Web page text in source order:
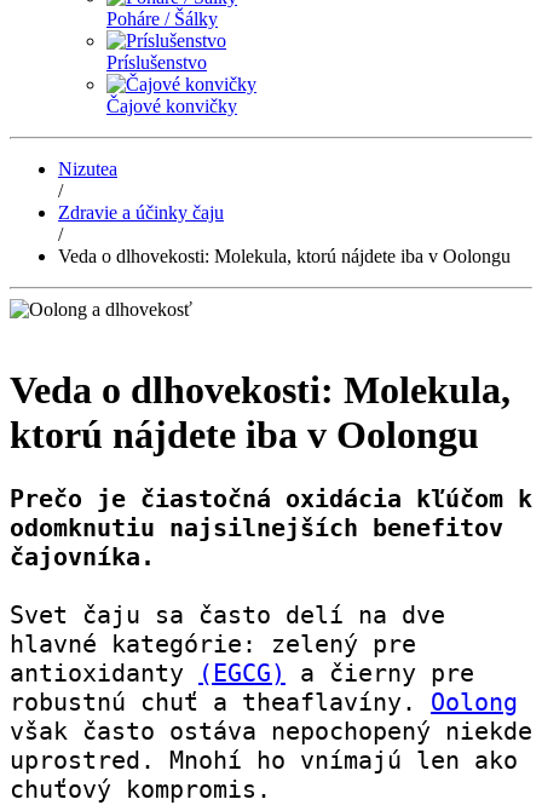
Poháre / Šálky
Príslušenstvo
Čajové konvičky
Nizutea
/
Zdravie a účinky čaju
/
Veda o dlhovekosti: Molekula, ktorú nájdete iba v Oolongu
Veda o dlhovekosti: Molekula,
ktorú nájdete iba v Oolongu
Prečo je čiastočná oxidácia kľúčom k
odomknutiu najsilnejších benefitov
čajovníka.
Svet čaju sa často delí na dve
hlavné kategórie: zelený pre
antioxidanty
(EGCG)
a čierny pre
robustnú chuť a theaflavíny. Oolong
však často ostáva nepochopený niekde
uprostred. Mnohí ho vnímajú len ako
chuťový kompromis.